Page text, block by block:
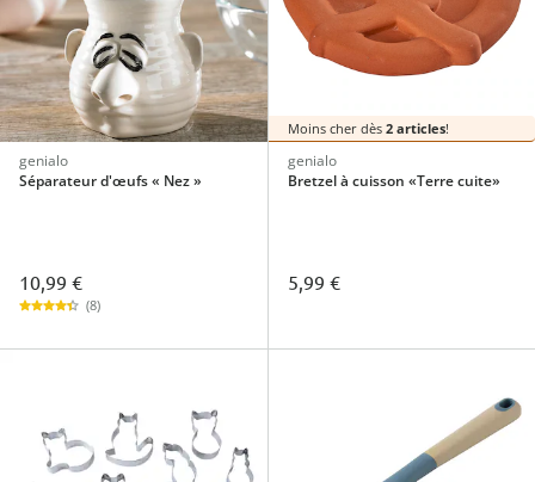
genialo
Séparateur d'œufs « Nez »
10,99 €
(8)
Moins cher dès 2 articles!
genialo
Bretzel à cuisson «Terre cuite»
5,99 €